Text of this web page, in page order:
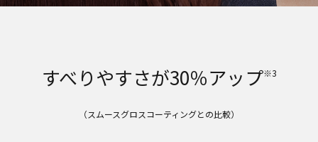
すべりやすさが30％アップ※3
（スムースグロスコーティングとの比較）